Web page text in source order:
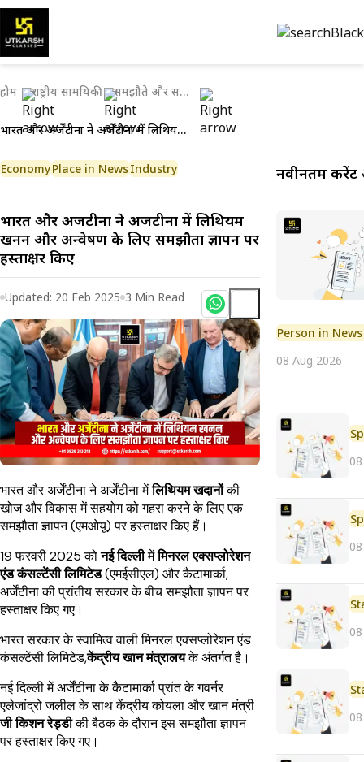
होम राष्ट्रीय सामयिकी समझौते और समझौता ज्ञापन
भारत और अर्जेंटीना ने अर्जेंटीना में लिथियम खनन और अन्वेषण के लिए समझौता ज्ञापन पर हस्ताक्षर किए
EconomyPlace in NewsIndustry
भारत और अर्जेंटीना ने अर्जेंटीना में लिथियम
खनन और अन्वेषण के लिए समझौता ज्ञापन पर
हस्ताक्षर किए
Updated: 20 Feb 2025 3 Min Read
भारत और अर्जेंटीना ने अर्जेंटीना मेंलिथियम खदानोंकी
खोज और विकास में सहयोग को गहरा करने के लिए एक
समझौता ज्ञापन (एमओयू) पर हस्ताक्षर किए हैं।
19 फरवरी 2025 कोनई दिल्लीमेंमिनरल एक्सप्लोरेशन
एंड कंसल्टेंसी लिमिटेड(एमईसीएल) और कैटामार्का,
अर्जेंटीना की प्रांतीय सरकार के बीच समझौता ज्ञापन पर
हस्ताक्षर किए गए।
भारत सरकार के स्वामित्व वाली मिनरल एक्सप्लोरेशन एंड
कंसल्टेंसी लिमिटेड,केंद्रीय खान मंत्रालयके अंतर्गत है।
नई दिल्ली में अर्जेंटीना के कैटामार्का प्रांत के गवर्नर
एलेजांद्रो जलील के साथ केंद्रीय कोयला और खान मंत्री
जी किशन रेड्डीकी बैठक के दौरान इस समझौता ज्ञापन
पर हस्ताक्षर किए गए।
नवीनतम करेंट
Person in News
08 Aug 2026